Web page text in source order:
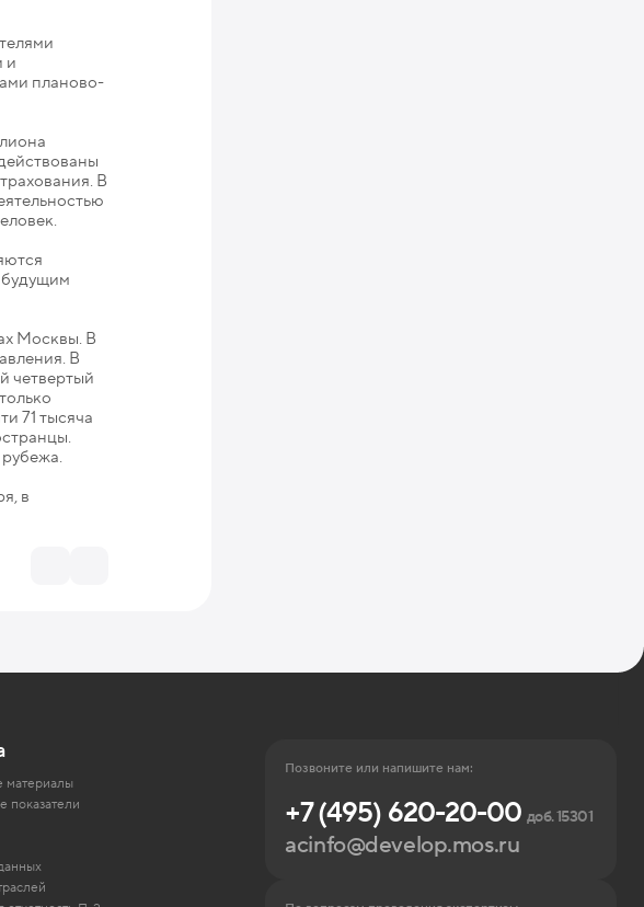
и
планово-
В
Москвы. В
В
четвертый
71 тысяча
в
материалы
показатели
Позвоните или напишите нам:
+7 (495) 620-20-00 доб. 15301
acinfo@develop.mos.ru